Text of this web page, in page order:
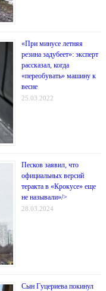
«При минусе летняя
резина задубеет»: эксперт
рассказал, когда
«переобувать» машину к
весне
25.03.2022
Песков заявил, что
официальных версий
теракта в «Крокусе» еще
не называли»/>
28.03.2024
Сын Гуцериева покинул